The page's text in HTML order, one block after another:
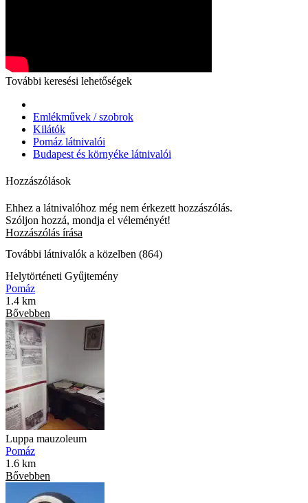
További keresési lehetőségek
Emlékművek / szobrok
Kilátók
Pomáz látnivalói
Budapest és környéke látnivalói
Hozzászólások
Ehhez a látnivalóhoz még nem érkezett hozzászólás.
Szóljon hozzá, mondja el véleményét!
Hozzászólás írása
További látnivalók a közelben (864)
Helytörténeti Gyűjtemény
Pomáz
1.4 km
Bővebben
Luppa mauzoleum
Pomáz
1.6 km
Bővebben